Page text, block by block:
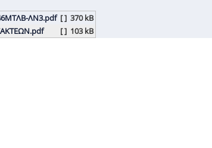
ΛΝ3.pdf [ ] 370 kB
[ ] 103 kB